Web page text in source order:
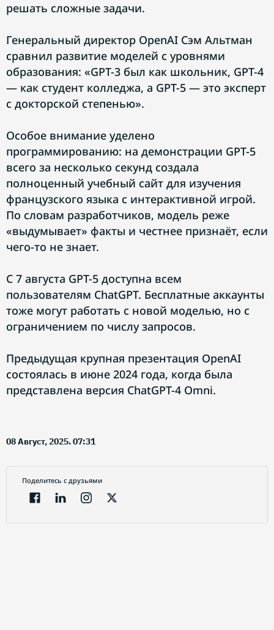
решать сложные задачи.
Генеральный директор OpenAI Сэм Альтман
сравнил развитие моделей с уровнями
образования: «GPT-3 был как школьник, GPT-4
— как студент колледжа, а GPT-5 — это эксперт
с докторской степенью».
Особое внимание уделено
программированию: на демонстрации GPT-5
всего за несколько секунд создала
полноценный учебный сайт для изучения
французского языка с интерактивной игрой.
По словам разработчиков, модель реже
«выдумывает» факты и честнее признаёт, если
чего-то не знает.
С 7 августа GPT-5 доступна всем
пользователям ChatGPT. Бесплатные аккаунты
тоже могут работать с новой моделью, но с
ограничением по числу запросов.
Предыдущая крупная презентация OpenAI
состоялась в июне 2024 года, когда была
представлена версия ChatGPT-4 Omni.
08 Август, 2025. 07:31
Поделитесь с друзьями